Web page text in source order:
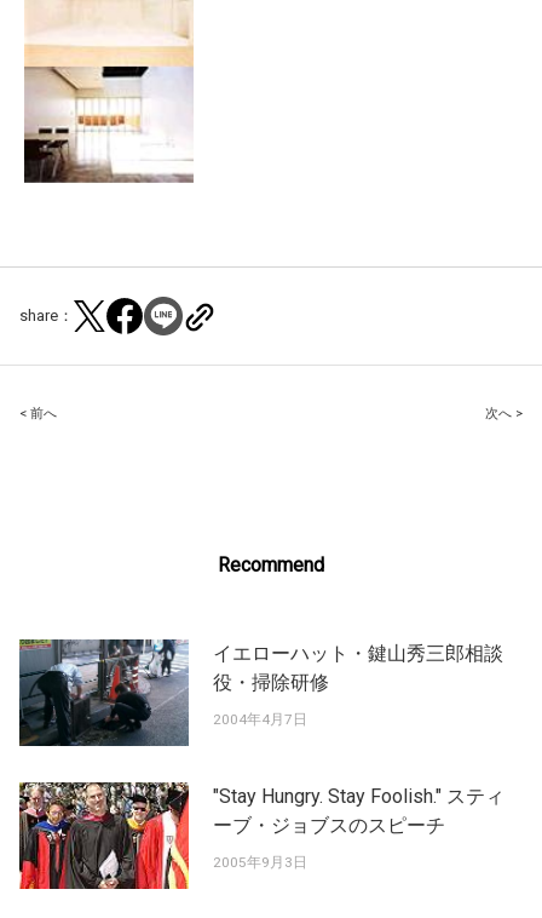
share：
Post
< 前へ 次へ >
Recommend
イエローハット・鍵山秀三郎相談
役・掃除研修
2004年4月7日
"Stay Hungry. Stay Foolish." スティ
ーブ・ジョブスのスピーチ
2005年9月3日